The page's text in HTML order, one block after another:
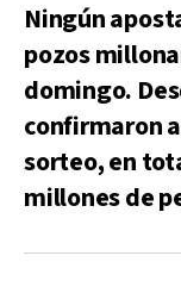
Ningún
pozos
domingo.
confirmaron
sorteo, en
millones de